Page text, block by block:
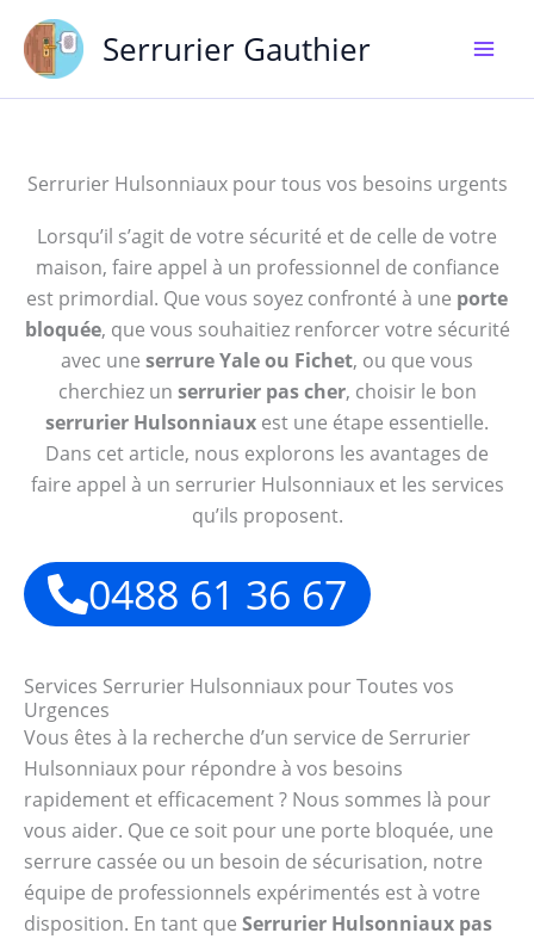
contenu
Serrurier Gauthier
Serrurier Hulsonniaux pour tous vos besoins urgents
Lorsqu’il s’agit de votre sécurité et de celle de votre
maison, faire appel à un professionnel de confiance
est primordial. Que vous soyez confronté à une porte
bloquée, que vous souhaitiez renforcer votre sécurité
avec une serrure Yale ou Fichet, ou que vous
cherchiez un serrurier pas cher, choisir le bon
serrurier Hulsonniaux est une étape essentielle.
Dans cet article, nous explorons les avantages de
faire appel à un serrurier Hulsonniaux et les services
qu’ils proposent.
0488 61 36 67
Services Serrurier Hulsonniaux pour Toutes vos
Urgences
Vous êtes à la recherche d’un service de Serrurier
Hulsonniaux pour répondre à vos besoins
rapidement et efficacement ? Nous sommes là pour
vous aider. Que ce soit pour une porte bloquée, une
serrure cassée ou un besoin de sécurisation, notre
équipe de professionnels expérimentés est à votre
disposition. En tant que Serrurier Hulsonniaux pas